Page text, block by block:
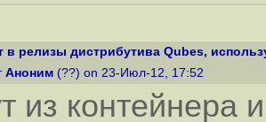
в релизы дистрибутива Qubes,
Аноним (??) on 23-Июл-12, 17:52
из контейнера